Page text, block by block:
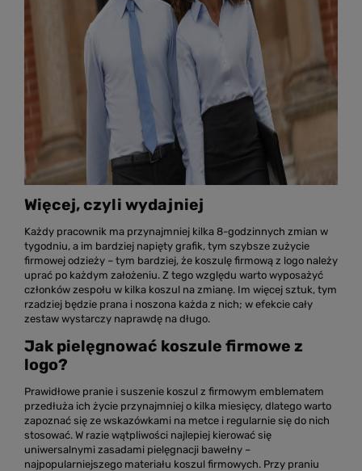
Więcej, czyli wydajniej
Każdy pracownik ma przynajmniej kilka 8-godzinnych zmian w
tygodniu, a im bardziej napięty grafik, tym szybsze zużycie
firmowej odzieży – tym bardziej, że koszulę firmową z logo należy
uprać po każdym założeniu. Z tego względu warto wyposażyć
członków zespołu w kilka koszul na zmianę. Im więcej sztuk, tym
rzadziej będzie prana i noszona każda z nich; w efekcie cały
zestaw wystarczy naprawdę na długo.
Jak pielęgnować koszule firmowe z
logo?
Prawidłowe pranie i suszenie koszul z firmowym emblematem
przedłuża ich życie przynajmniej o kilka miesięcy, dlatego warto
zapoznać się ze wskazówkami na metce i regularnie się do nich
stosować. W razie wątpliwości najlepiej kierować się
uniwersalnymi zasadami pielęgnacji bawełny –
najpopularniejszego materiału koszul firmowych. Przy praniu